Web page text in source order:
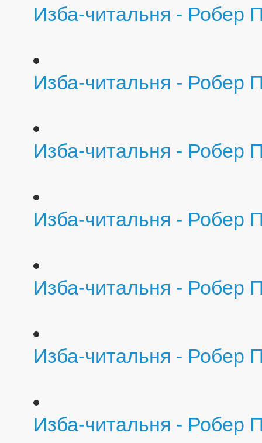
Изба-читальня - Робер
Изба-читальня - Робер
Изба-читальня - Робер
Изба-читальня - Робер
Изба-читальня - Робер
Изба-читальня - Робер
Изба-читальня - Робер